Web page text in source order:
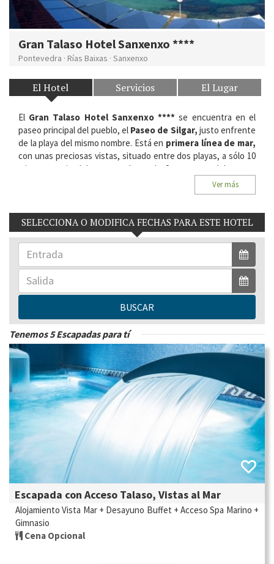
Gran Talaso Hotel Sanxenxo ****
Pontevedra · Rías Baixas · Sanxenxo
El Hotel Servicios El Lugar
El Gran Talaso Hotel Sanxenxo **** se encuentra en el
paseo principal del pueblo, el Paseo de Silgar, justo enfrente
de la playa del mismo nombre. Está en primera línea de mar,
con unas preciosas vistas, situado entre dos playas, a sólo 10
minutos a pie del centro urbano de Sanxenxo y del puerto
Baixas, Pontevedra.
Habitaciones del Hotel:97
Ver más
SELECCIONA O MODIFICA FECHAS PARA ESTE HOTEL
BUSCAR
Tenemos 5 Escapadas para tí
Escapada con Acceso Talaso, Vistas al Mar
Alojamiento Vista Mar + Desayuno Buffet + Acceso Spa Marino +
Gimnasio
Cena Opcional